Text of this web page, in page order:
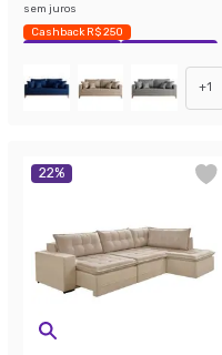
sem juros
Cashback R$ 250
Exclusivo Mobly
Economize 42%
+1
22%